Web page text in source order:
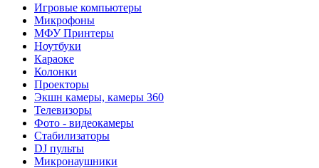
Игровые компьютеры
Микрофоны
МФУ Принтеры
Ноутбуки
Караоке
Колонки
Проекторы
Экшн камеры, камеры 360
Телевизоры
Фото - видеокамеры
Стабилизаторы
DJ пульты
Микронаушники